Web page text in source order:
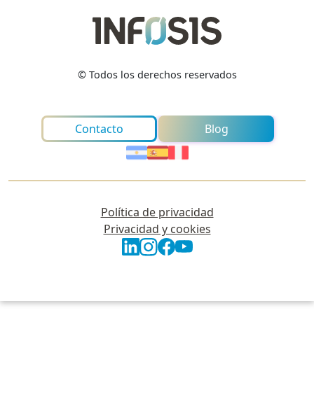
© Todos los derechos reservados
Contacto Blog
Política de privacidad
Privacidad y cookies